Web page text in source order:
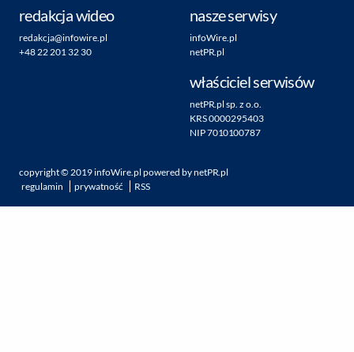
redakcja wideo
redakcja@infowire.pl
+48 22 201 32 30
nasze serwisy
infoWire.pl
netPR.pl
właściciel serwisów
netPR.pl sp. z o.o.
KRS 0000295403
NIP 7010100787
copyright ©2019infoWire.pl powered bynetPR.pl
regulamin
prywatność RSS